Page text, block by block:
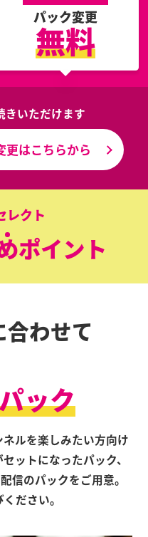
パック変更
無料
きいただけます
更はこちらから
レクト
ポイント
わせて
ック
ルを楽しみたい方向け
ットになったパック、
信のパックをご用意。
ださい。